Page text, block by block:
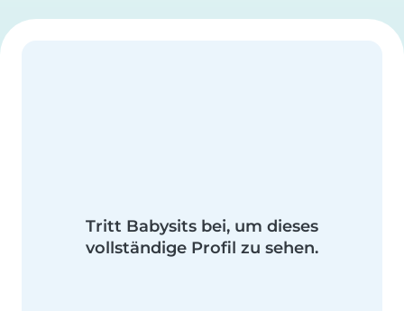
Tritt Babysits bei, um dieses
vollständige Profil zu sehen.